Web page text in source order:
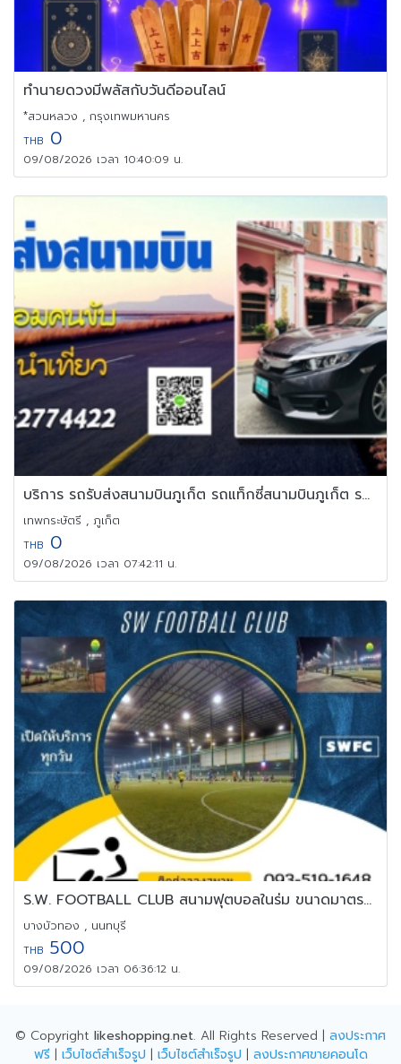
ทำนายดวงมีพลัสกับวันดีออนไลน์
*สวนหลวง , กรุงเทพมหานคร
THB 0
09/08/2026 เวลา 10:40:09 น.
บริการ รถรับส่งสนามบินภูเก็ต รถแท็กซี่สนามบินภูเก็ต รถไปสนามบิน
เทพกระษัตรี , ภูเก็ต
THB 0
09/08/2026 เวลา 07:42:11 น.
S.W. FOOTBALL CLUB สนามฟุตบอลในร่ม ขนาดมาตรฐาน
บางบัวทอง , นนทบุรี
THB 500
09/08/2026 เวลา 06:36:12 น.
© Copyright likeshopping.net. All Rights Reserved | ลงประกาศ
ฟรี| เว็บไซต์สำเร็จรูป | เว็บไซต์สำเร็จรูป | ลงประกาศขายคอนโด